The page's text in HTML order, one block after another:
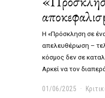
Η «Πρόσκληση σε
απελευθέρωση –
κόσμος δεν σε
Αρκεί να τον
01/06/2025